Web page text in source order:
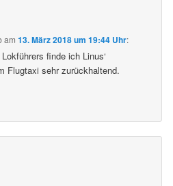
am13. März 2018 um 19:44 Uhr:
finde ich Linus‘
Flugtaxi sehr zurückhaltend.